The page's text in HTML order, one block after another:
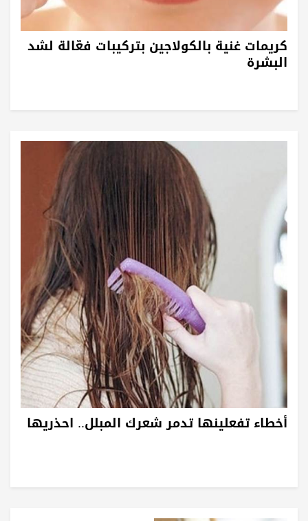
كريمات غنية بالكولاجين بتركيبات فعّالة لشد
البشرة
أخطاء تفعلينها تدمر شعرك المبلل.. احذريها